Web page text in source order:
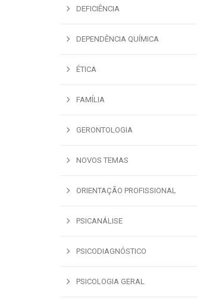
DEFICIÊNCIA
DEPENDÊNCIA QUÍMICA
ÉTICA
FAMÍLIA
GERONTOLOGIA
NOVOS TEMAS
ORIENTAÇÃO PROFISSIONAL
PSICANÁLISE
PSICODIAGNÓSTICO
PSICOLOGIA GERAL